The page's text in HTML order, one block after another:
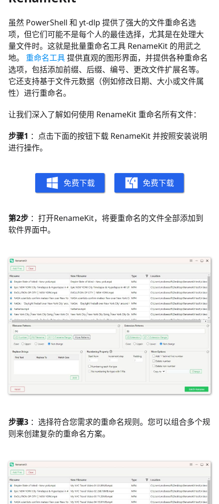
虽然 PowerShell 和 yt-dlp 提供了强大的文件重命名选
项，但它们可能不是每个人的最佳选择，尤其是在处理大
量文件时。这就是批量重命名工具 RenameKit 的用武之
地。 重命名工具提供直观的图形界面，并提供各种重命名
选项，包括添加前缀、后缀、编号、更改文件扩展名等。
它还支持基于文件元数据（例如修改日期、大小或文件属
性）进行重命名。
让我们深入了解如何使用 RenameKit 重命名所有文件：
步骤1 ：点击下面的按钮下载 RenameKit 并按照安装说明
进行操作。
免费下载 免费下载
第2步 ：打开RenameKit，将要重命名的文件全部添加到
软件界面中。
步骤3 ：选择符合您需求的重命名规则。您可以组合多个规
则来创建复杂的重命名方案。